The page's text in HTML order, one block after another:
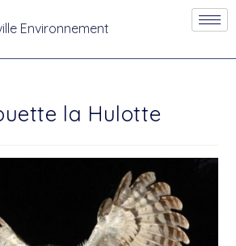
Environnement
la Hulotte